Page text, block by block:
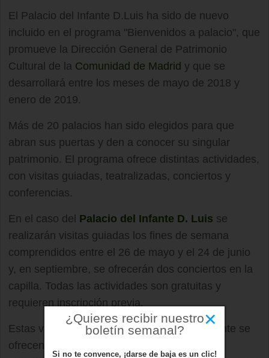
El Palacio del Infante D.Luis ha sido de nuevo
incluido en el programa "Bienvenidos a palacio", que
promueve la Dirección General de Patrimonio
Cultural de la Comunidad de Madrid y que se
desarrollará entre los meses de mayo de 2018 y
enero de 2019.
Más de 20 palacios han sido elegidos para que
abran sus puertas y den a conocer su singular
patrimonio. El programa ofrece distintas actividades,
con visitas guiadas, teatralizadas, conciertos y
conferencias.
En el caso del Palacio del Infante D. Luis se
realizarán visitas guiadas los fines de semana
comprendidos entre el 26 de mayo y el 24 de junio
y, en septiembre, se ofrecerán dos conciertos en la
capilla. Todas las actividades son gratuitas y
requieren inscripción previa.
Estas visitas se suman a las que habitualmente se
ofrecen desde la Concejalía de Turismo de
×
¿Quieres recibir nuestro
boletín semanal?
Si no te convence, ¡darse de baja es un clic!